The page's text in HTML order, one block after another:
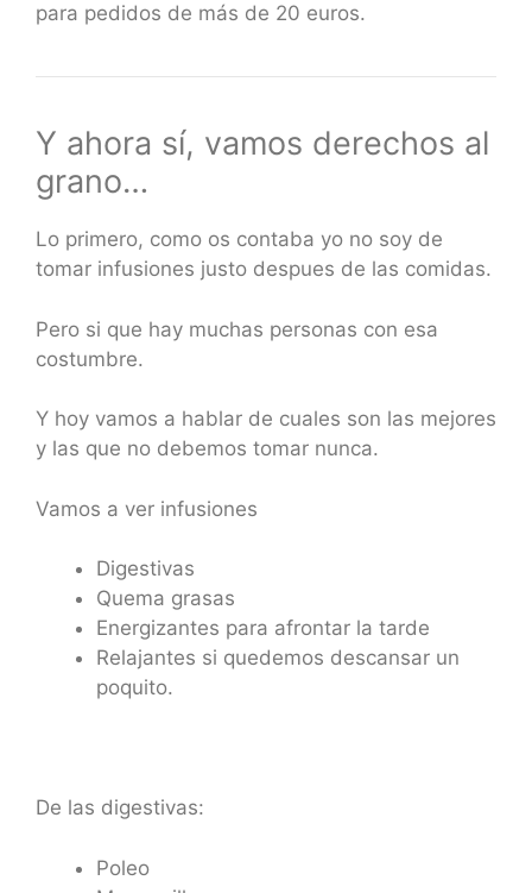
para pedidos de más de 20 euros.
Y ahora sí, vamos derechos al
grano…
Lo primero, como os contaba yo no soy de
tomar infusiones justo despues de las comidas.
Pero si que hay muchas personas con esa
costumbre.
Y hoy vamos a hablar de cuales son las mejores
y las que no debemos tomar nunca.
Vamos a ver infusiones
Digestivas
Quema grasas
Energizantes para afrontar la tarde
Relajantes si quedemos descansar un
poquito.
De las digestivas:
Poleo